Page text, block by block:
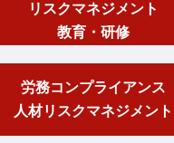
リスクマネジメント
教育・研修
労務コンプライアンス
人材リスクマネジメント